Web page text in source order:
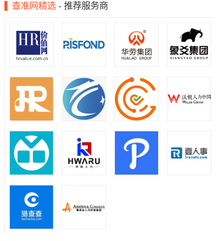
查准网精选- 推荐服务商